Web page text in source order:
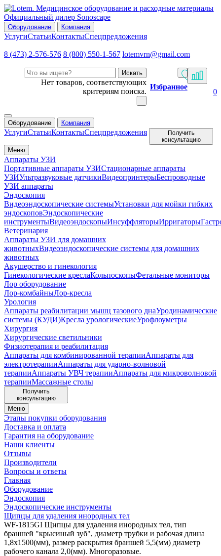
Официальный дилер Sonoscape
Оборудование Компания
УслугиСтатьиКонтактыСпецпредложения
8 (473) 2-576-576 8 (800) 550-1-567 lotemvrn@gmail.com
Искать
Нет товаров, соответствующих
критериям поиска.
Избранное
0
Оборудование Компания
УслугиСтатьиКонтактыСпецпредложения
Получить
консультацию
Меню
Аппараты УЗИ
Портативные аппараты УЗИСтационарные аппараты
УЗИУльтразвуковые датчикиВидеопринтерыБеспроводные
УЗИ аппараты
Эндоскопия
Видеоэндоскопические системыУстановки для мойки гибких
эндоскоповЭндоскопические
инструментыВидеоэндоскопыИнсуффляторыИрригаторы
Ветеринария
Аппараты УЗИ для домашних
животныхВидеоэндоскопические системы для домашних
животных
Акушерство и гинекология
Гинекологические креслаКольпоскопыФетальные мониторы
Лор оборудование
Лор-комбайныЛор-кресла
Урология
Аппараты реабилитации мышц тазового днаУродинамические
системы (КУДИ)Кресла урологическиеУрофлоуметры
Хирургия
Хирургические светильники
Физиотерапия и реабилитация
Аппараты для комбинированной терапииАппараты для
электротерапииАппараты для ударно-волновой
терапииАппараты УВЧ терапииАппараты для микроволновой
терапииМассажные столы
Получить
консультацию
Меню
Этапы покупки оборудования
Доставка и оплата
Гарантия на оборудование
Наши клиенты
Отзывы
Производители
Вопросы и ответы
Главная
Оборудование
Эндоскопия
Эндоскопические инструменты
Щипцы для удаления инородных тел
WF-1815GI Щипцы для удаления инородных тел, тип
браншей "крысиный зуб", диаметр трубки и рабочая длина
1,8х1500(мм), размер раскрытия браншей 5,5(мм) диаметр
рабочего канала 2,0(мм). Многоразовые.